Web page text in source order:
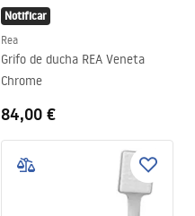
Notificar
Rea
Grifo de ducha REA Veneta
Chrome
84,00 €